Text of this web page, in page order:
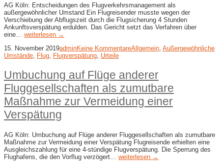
AG Köln: Entscheidungen des Flugverkehrsmanagement als
außergewöhnlicher Umstand Ein Flugreisender musste wegen der
Verschiebung der Abflugszeit durch die Flugsicherung 4 Stunden
Ankunftsverspätung erdulden. Das Gericht setzt das Verfahren über
eine… weiterlesen →
15. November 2019adminKeine KommentareAllgemein, Außergewöhnliche
Umstände, Flug, Flugverspätung, Urteile
Umbuchung auf Flüge anderer
Fluggesellschaften als zumutbare
Maßnahme zur Vermeidung einer
Verspätung
AG Köln: Umbuchung auf Flüge anderer Fluggesellschaften als zumutbare
Maßnahme zur Vermeidung einer Verspätung Flugreisende erhielten eine
Ausgleichszahlung für eine 4-stündige Flugverspätung. Die Sperrung des
Flughafens, die den Vorflug verzögert… weiterlesen →